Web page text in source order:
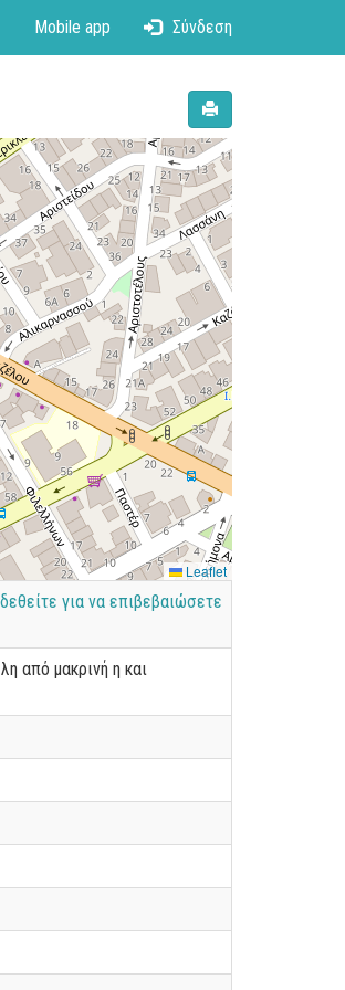
Mobile app Σύνδεση
Leaflet
για να επιβεβαιώσετε
από μακρινή η και